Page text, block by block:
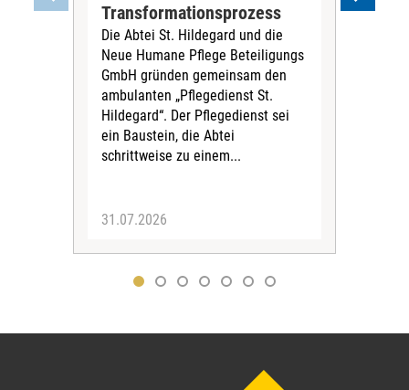
Transformationsprozess
Die Abtei St. Hildegard und die
Neue Humane Pflege Beteiligungs
GmbH gründen gemeinsam den
ambulanten „Pflegedienst St.
Hildegard“. Der Pflegedienst sei
ein Baustein, die Abtei
schrittweise zu einem...
31.07.2026